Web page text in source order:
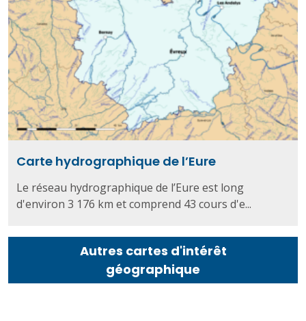
Carte hydrographique de l’Eure
Le réseau hydrographique de l’Eure est long
d'environ 3 176 km et comprend 43 cours d'e...
Autres cartes d'intérêt
géographique